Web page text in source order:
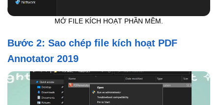
MỞ FILE KÍCH HOẠT PHẦN MỀM.
Bước 2: Sao chép file kích hoạt PDF
Annotator 2019